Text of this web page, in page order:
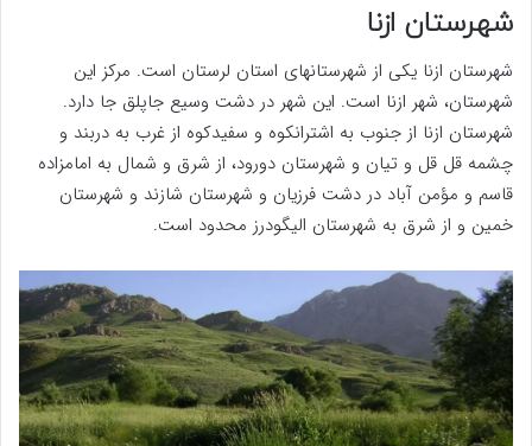
شهرستان ازنا
شهرستان ازنا یکی از شهرستانهای استان لرستان است. مرکز این
شهرستان، شهر ازنا است. این شهر در دشت وسیع جاپلق جا دارد.
شهرستان ازنا از جنوب به اشترانکوه و سفیدکوه از غرب به دربند و
چشمه قل قل و تیان و شهرستان دورود، از شرق و شمال به امامزاده
قاسم و مؤمن آباد در دشت فرزیان و شهرستان شازند و شهرستان
خمین و از شرق به شهرستان الیگودرز محدود است.